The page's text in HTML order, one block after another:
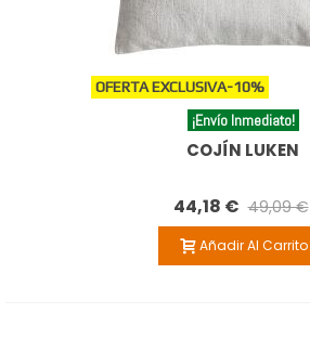
OFERTA EXCLUSIVA-10%
¡Envío Inmediato!
COJÍN LUKEN
44,18 € 49,09 €
Añadir Al Carrito